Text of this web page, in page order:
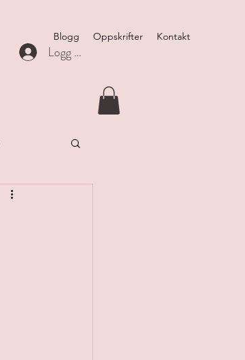
Blogg Oppskrifter Kontakt
Logg inn